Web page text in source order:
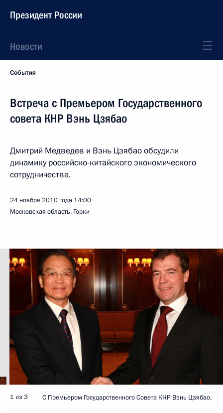
Президент России
Новости
События
Встреча с Премьером Государственного
совета КНР Вэнь Цзябао
Дмитрий Медведев и Вэнь Цзябао обсудили
динамику российско-китайского экономического
сотрудничества.
24 ноября 2010 года 14:00
Московская область, Горки
1 из 3 С Премьером Государственного Совета КНР Вэнь Цзябао.